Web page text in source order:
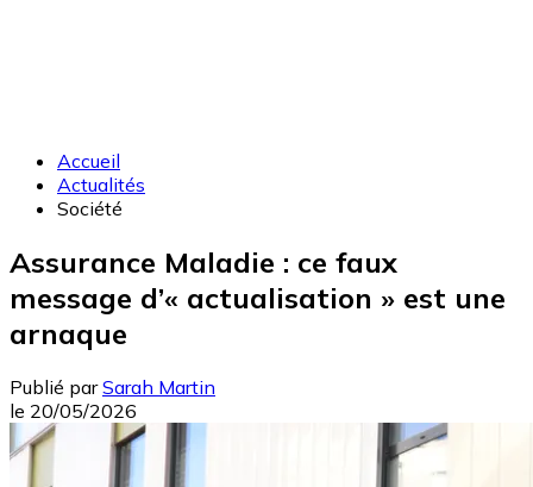
Accueil
Actualités
Société
Assurance Maladie : ce faux
message d’« actualisation » est une
arnaque
Publié par Sarah Martin
le 20/05/2026